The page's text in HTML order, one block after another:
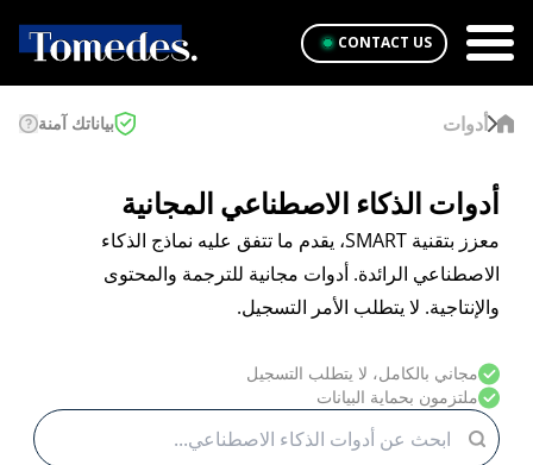
CONTACT US
أدوات بياناتك آمنة
أدوات الذكاء الاصطناعي المجانية
معزز بتقنية SMART، يقدم ما تتفق عليه نماذج الذكاء
الاصطناعي الرائدة. أدوات مجانية للترجمة والمحتوى
والإنتاجية. لا يتطلب الأمر التسجيل.
مجاني بالكامل، لا يتطلب التسجيل
ملتزمون بحماية البيانات